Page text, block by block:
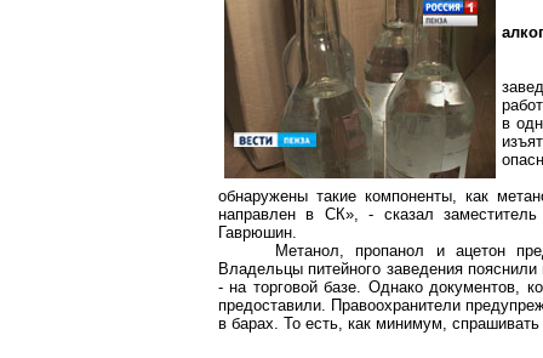
в
обнаружены такие компоненты, как
направлен в СК», - сказал
Гаврюшин.
Метанол,пропанол и ацетон
Владельцы питейного заведения
- на торговой базе. Однако документов,
предоставили. Правоохранители
в барах. То есть, как минимум, спрашивать